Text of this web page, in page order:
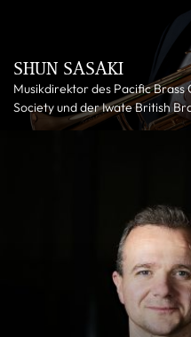
SHUN SASAKI
Musikdirektor des Pacific
Society und der Iwate British